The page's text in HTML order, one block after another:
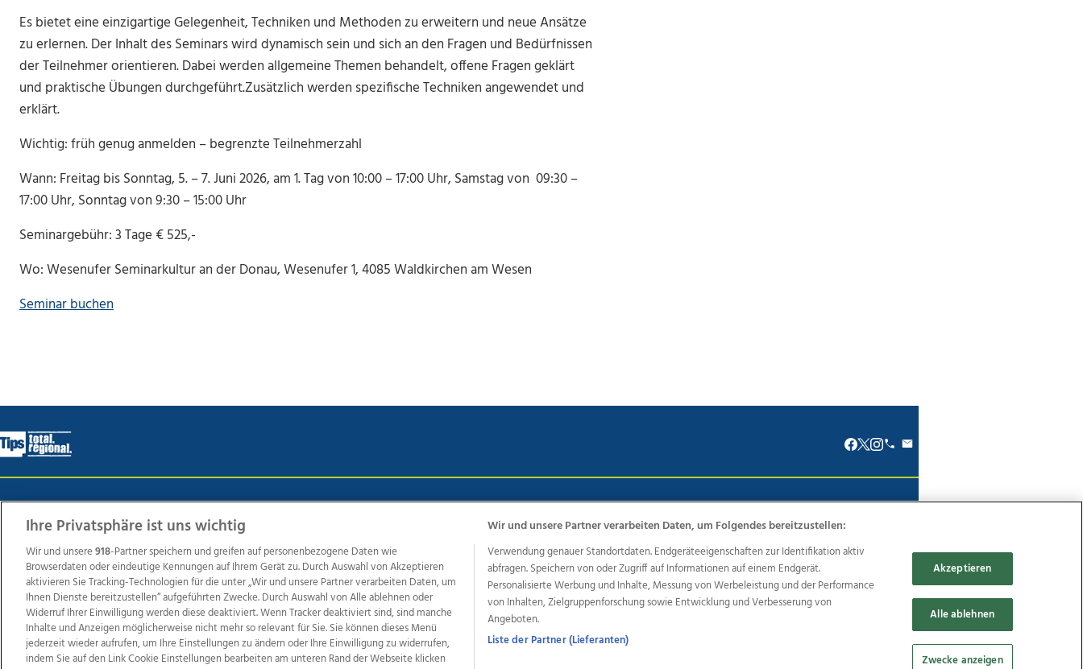
Es bietet eine einzigartige Gelegenheit, Techniken und Methoden zu erweitern und neue Ansätze
zu erlernen. Der Inhalt des Seminars wird dynamisch sein und sich an den Fragen und Bedürfnissen
der Teilnehmer orientieren. Dabei werden allgemeine Themen behandelt, offene Fragen geklärt
und praktische Übungen durchgeführt.Zusätzlich werden spezifische Techniken angewendet und
erklärt.
Wichtig: früh genug anmelden – begrenzte Teilnehmerzahl
Wann: Freitag bis Sonntag, 5. – 7. Juni 2026, am 1. Tag von 10:00 – 17:00 Uhr, Samstag von 09:30 –
17:00 Uhr, Sonntag von 9:30 – 15:00 Uhr
Seminargebühr: 3 Tage € 525,-
Wo: Wesenufer Seminarkultur an der Donau, Wesenufer 1, 4085 Waldkirchen am Wesen
Seminar buchen
Weitere Angebote des Medienhauses Wimmer
TV1 di-mog-i.at OÖNow Ischler Woche Life Radio OÖNachrichten OÖN Immobilien OÖN Karriere OÖN Reise
Promenaden Galerien
Regionaljobs
wasistlos.at wirtrauern.at
Ihre Privatsphäre ist uns wichtig
Wir und unsere918-Partner speichern und greifen auf personenbezogene Daten wie
Browserdaten oder eindeutige Kennungen auf Ihrem Gerät zu. Durch Auswahl von Akzeptieren
aktivieren Sie Tracking-Technologien für die unter „Wir und unsere Partner verarbeiten Daten, um
Ihnen Dienste bereitzustellen“ aufgeführten Zwecke. Durch Auswahl von Alle ablehnen oder
Widerruf Ihrer Einwilligung werden diese deaktiviert. Wenn Tracker deaktiviert sind, sind manche
Inhalte und Anzeigen möglicherweise nicht mehr so relevant für Sie. Sie können dieses Menü
jederzeit wieder aufrufen, um Ihre Einstellungen zu ändern oder Ihre Einwilligung zu widerrufen,
indem Sie auf den Link Cookie Einstellungen bearbeiten am unteren Rand der Webseite klicken
Wir und unsere Partner verarbeiten Daten, um Folgendes bereitzustellen:
Verwendung genauer Standortdaten. Endgeräteeigenschaften zur Identifikation aktiv
abfragen. Speichern von oder Zugriff auf Informationen auf einem Endgerät.
Personalisierte Werbung und Inhalte, Messung von Werbeleistung und der Performance
von Inhalten, Zielgruppenforschung sowie Entwicklung und Verbesserung von
Angeboten.
Liste der Partner (Lieferanten)
Akzeptieren
Alle ablehnen
Zwecke anzeigen